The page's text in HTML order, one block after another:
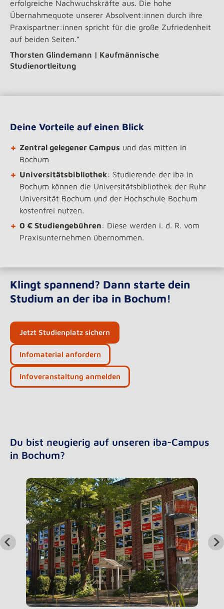
erfolgreiche Nachwuchskräfte aus. Die hohe
Übernahmequote unserer Absolvent:innen durch ihre
Praxispartner:innen spricht für die große Zufriedenheit
auf beiden Seiten.”
Thorsten Glindemann | Kaufmännische
Studienortleitung
Deine Vorteile auf einen Blick
+ Zentral gelegener Campus und das mitten in
Bochum
+ Universitätsbibliothek: Studierende der iba in
Bochum können die Universitätsbibliothek der Ruhr
Universität Bochum und der Hochschule Bochum
kostenfrei nutzen.
+ 0 € Studiengebühren: Diese werden i. d. R. vom
Praxisunternehmen übernommen.
Klingt spannend? Dann starte dein
Studium an der iba in Bochum!
Jetzt Studienplatz sichern
Infomaterial anfordern
Infoveranstaltung anmelden
Du bist neugierig auf unseren iba-Campus
in Bochum?